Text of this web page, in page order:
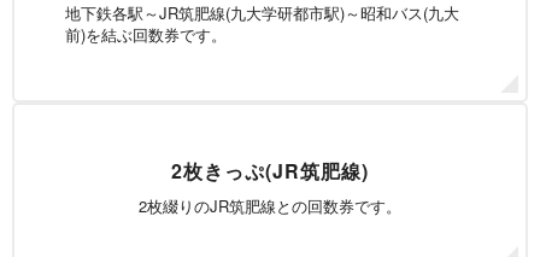
地下鉄各駅～JR筑肥線(九大学研都市駅)～昭和バス(九大
前)を結ぶ回数券です。
2枚きっぷ(JR筑肥線)
2枚綴りのJR筑肥線との回数券です。